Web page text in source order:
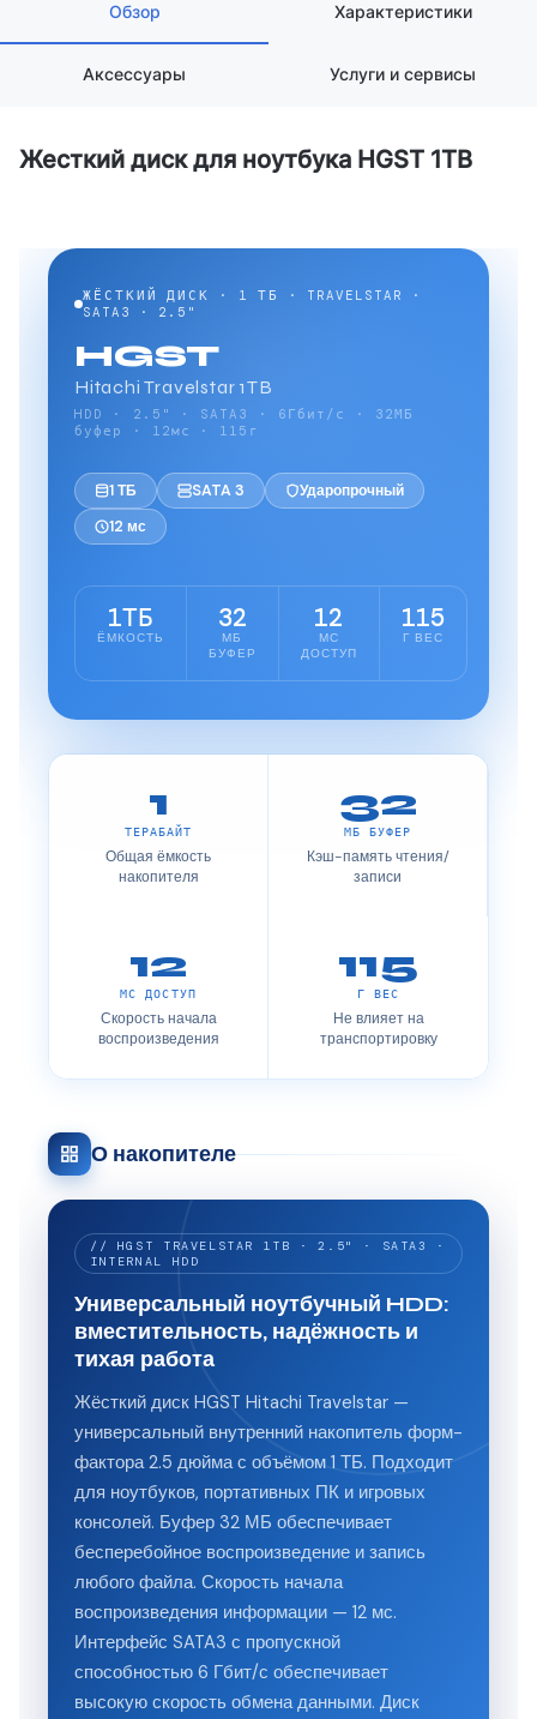
Обзор Характеристики
Аксессуары Услуги и сервисы
Жесткий диск для ноутбука HGST 1TB
ЖЁСТКИЙ ДИСК · 1 ТБ · TRAVELSTAR ·
SATA3 · 2.5"
HGST
Hitachi Travelstar 1TB
HDD · 2.5" · SATA3 · 6Гбит/с · 32МБ
буфер · 12мс · 115г
1 ТБ SATA 3
Ударопрочный
12 мс
1ТБ
ЁМКОСТЬ
32
МБ
БУФЕР
12
МС
ДОСТУП
115
Г ВЕС
1
ТЕРАБАЙТ
Общая ёмкость
накопителя
32
МБ БУФЕР
Кэш-память чтения/
записи
12
МС ДОСТУП
Скорость начала
воспроизведения
115
Г ВЕС
Не влияет на
транспортировку
О накопителе
// HGST TRAVELSTAR 1TB · 2.5" · SATA3 ·
INTERNAL HDD
Универсальный ноутбучный HDD:
вместительность, надёжность и
тихая работа
Жёсткий диск HGST Hitachi Travelstar —
универсальный внутренний накопитель форм-
фактора 2.5 дюйма с объёмом 1 ТБ. Подходит
для ноутбуков, портативных ПК и игровых
консолей. Буфер 32 МБ обеспечивает
бесперебойное воспроизведение и запись
любого файла. Скорость начала
воспроизведения информации — 12 мс.
Интерфейс SATA3 с пропускной
способностью 6 Гбит/с обеспечивает
высокую скорость обмена данными. Диск